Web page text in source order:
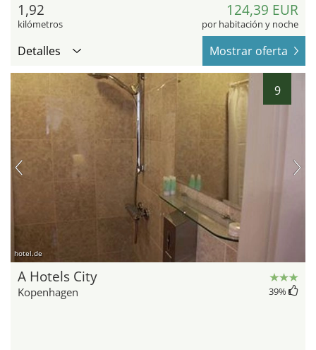
1,92
kilómetros
124,39 EUR
por habitación y noche
Detalles Mostrar oferta
9
hotel.de
A Hotels City
Kopenhagen 39%